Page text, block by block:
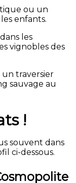
ou un
enfants.
les
vignobles des
un traversier
sauvage au
!
souvent dans
ci-dessous.